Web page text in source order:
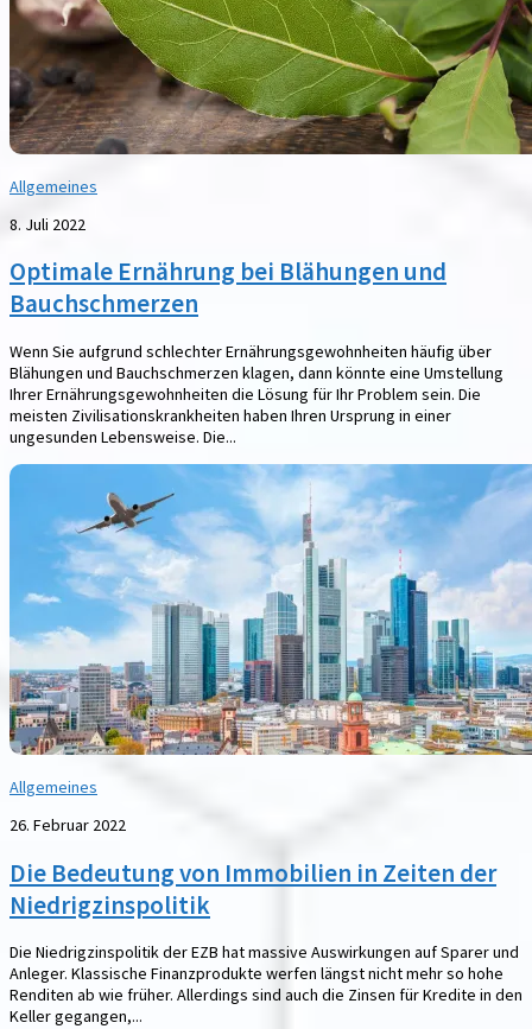
Allgemeines
8. Juli 2022
Optimale Ernährung bei Blähungen und
Bauchschmerzen
Wenn Sie aufgrund schlechter Ernährungsgewohnheiten häufig über
Blähungen und Bauchschmerzen klagen, dann könnte eine Umstellung
Ihrer Ernährungsgewohnheiten die Lösung für Ihr Problem sein. Die
meisten Zivilisationskrankheiten haben Ihren Ursprung in einer
ungesunden Lebensweise. Die...
Allgemeines
26. Februar 2022
Die Bedeutung von Immobilien in Zeiten der
Niedrigzinspolitik
Die Niedrigzinspolitik der EZB hat massive Auswirkungen auf Sparer und
Anleger. Klassische Finanzprodukte werfen längst nicht mehr so hohe
Renditen ab wie früher. Allerdings sind auch die Zinsen für Kredite in den
Keller gegangen,...